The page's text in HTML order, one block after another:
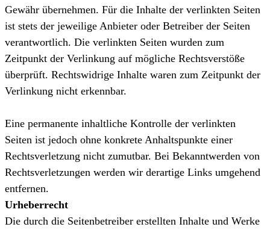
Gewähr übernehmen. Für die Inhalte der verlinkten Seiten
ist stets der jeweilige Anbieter oder Betreiber der Seiten
verantwortlich. Die verlinkten Seiten wurden zum
Zeitpunkt der Verlinkung auf mögliche Rechtsverstöße
überprüft. Rechtswidrige Inhalte waren zum Zeitpunkt der
Verlinkung nicht erkennbar.
Eine permanente inhaltliche Kontrolle der verlinkten
Seiten ist jedoch ohne konkrete Anhaltspunkte einer
Rechtsverletzung nicht zumutbar. Bei Bekanntwerden von
Rechtsverletzungen werden wir derartige Links umgehend
entfernen.
Urheberrecht
Die durch die Seitenbetreiber erstellten Inhalte und Werke